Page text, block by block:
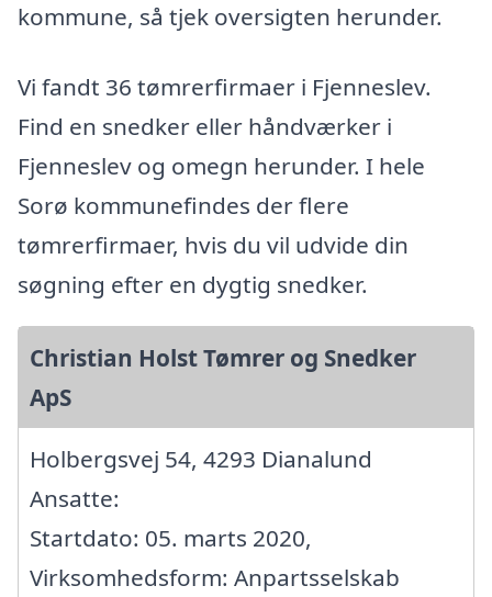
kommune, så tjek oversigten herunder.
Vi fandt 36 tømrerfirmaer i Fjenneslev.
Find en snedker eller håndværker i
Fjenneslev og omegn herunder. I hele
Sorø kommunefindes der flere
tømrerfirmaer, hvis du vil udvide din
søgning efter en dygtig snedker.
Christian Holst Tømrer og Snedker
ApS
Holbergsvej 54, 4293 Dianalund
Ansatte:
Startdato: 05. marts 2020,
Virksomhedsform: Anpartsselskab